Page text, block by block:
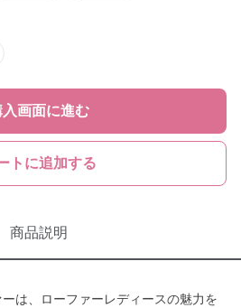
入画面に進む
トに追加する
商品説明
は、ローファーレディースの魅力を